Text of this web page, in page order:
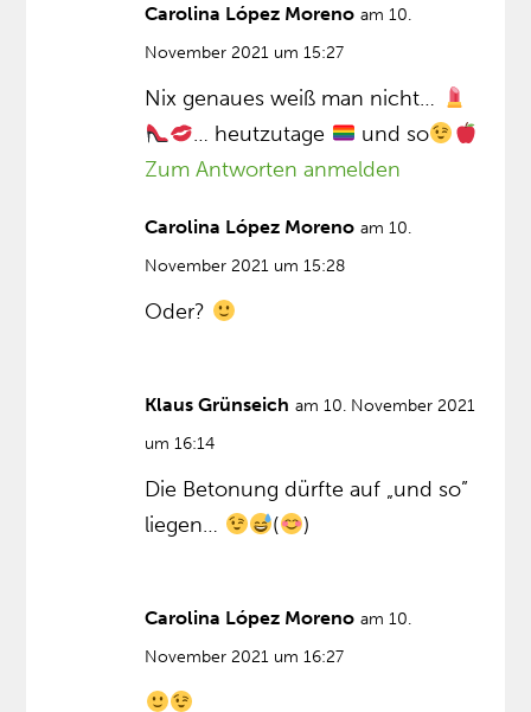
Carolina López Moreno am 10.
November 2021 um 15:27
Nix genaues weiß man nicht…
… heutzutage
und so
Zum Antworten anmelden
Carolina López Moreno am 10.
November 2021 um 15:28
Oder?
Klaus Grünseich am 10. November 2021
um 16:14
Die Betonung dürfte auf „und so”
liegen…
( )
Carolina López Moreno am 10.
November 2021 um 16:27